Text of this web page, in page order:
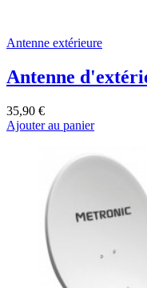
Antenne extérieure
Antenne
35,90 €
Ajouter au panier